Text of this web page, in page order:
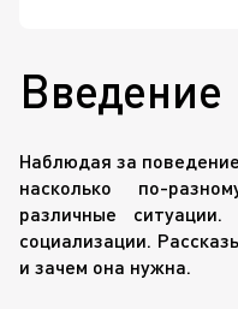
Введение
Наблюдая за
насколько по-
различные
социализации.
и зачем она нужна.